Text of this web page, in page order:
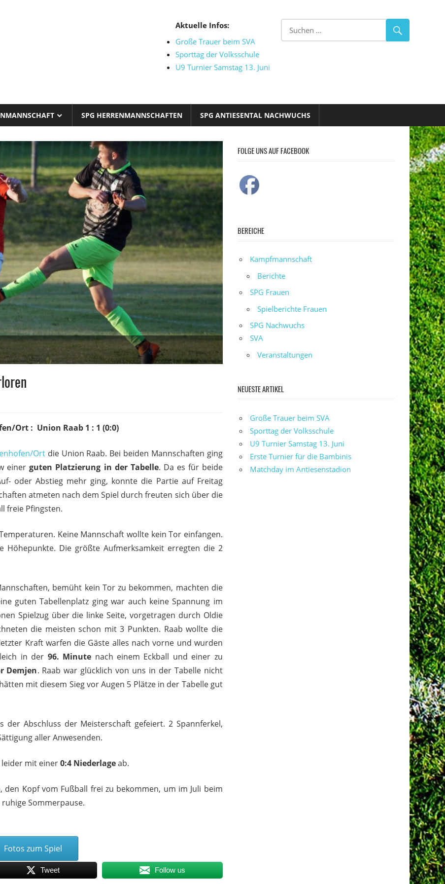
Aktuelle Infos:
Große Trauer beim SVA
Sporttag der Volksschule
U9 Turnier Samstag 13. Juni
SPG HERRENMANNSCHAFTEN SPG ANTIESENTAL NACHWUCHS
Ort : Union Raab 1 : 1 (0:0)
Ortdie Union Raab. Bei beiden Mannschaften ging
einerguten Platzierung in der Tabelle. Da es für beide
oder Abstieg mehr ging, konnte die Partie auf Freitag
atmeten nach dem Spiel durch freuten sich über die
freie Pfingsten.
Keine Mannschaft wollte kein Tor einfangen.
Höhepunkte. Die größte Aufmerksamkeit erregten die 2
bemüht kein Tor zu bekommen, machten die
guten Tabellenplatz ging war auch keine Spannung im
Spielzug über die linke Seite, vorgetragen durch Oldie
die meisten schon mit 3 Punkten. Raab wollte die
Kraft warfen die Gäste alles nach vorne und wurden
in der 96. Minute nach einem Eckball und einer zu
Demjen. Raab war glücklich von uns in der Tabelle nicht
mit diesem Sieg vor Augen 5 Plätze in der Tabelle gut
Abschluss der Meisterschaft gefeiert. 2 Spannferkel,
aller Anwesenden.
mit einer0:4 Niederlageab.
Kopf vom Fußball frei zu bekommen, um im Juli beim
Sommerpause.
Fotos zum Spiel
Tweet Follow us
FOLGE UNS AUF FACEBOOK
BEREICHE
Kampfmannschaft
Berichte
SPG Frauen
Spielberichte Frauen
SPG Nachwuchs
SVA
Veranstaltungen
NEUESTE ARTIKEL
Große Trauer beim SVA
Sporttag der Volksschule
U9 Turnier Samstag 13. Juni
Erste Turnier für die Bambinis
Matchday im Antiesenstadion